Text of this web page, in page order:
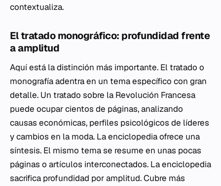
contextualiza.
El tratado monográfico: profundidad frente
a amplitud
Aquí está la distinción más importante. El tratado o
monografía adentra en un tema específico con gran
detalle. Un tratado sobre la Revolución Francesa
puede ocupar cientos de páginas, analizando
causas económicas, perfiles psicológicos de líderes
y cambios en la moda. La enciclopedia ofrece una
síntesis. El mismo tema se resume en unas pocas
páginas o artículos interconectados. La enciclopedia
sacrifica profundidad por amplitud. Cubre más